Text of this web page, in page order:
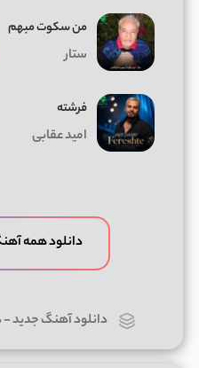
من سکوت مبهم
ستار
فرشته
امید عقابی
دانلود همه
دانلود آهنگ جدید-